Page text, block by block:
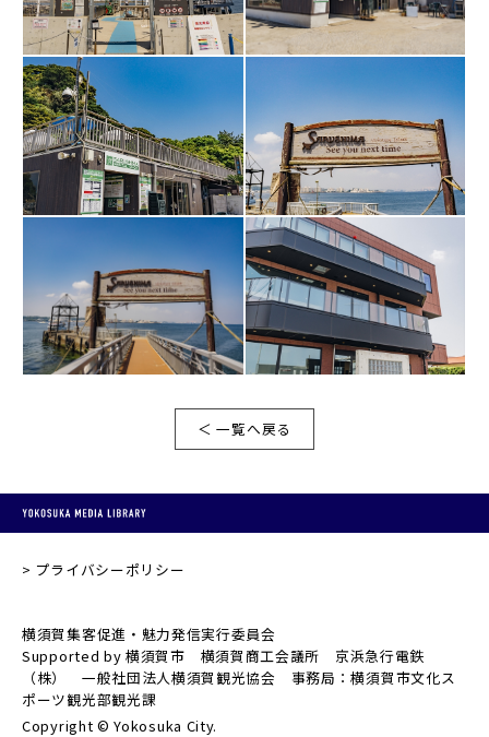
＜ 一覧へ戻る
プライバシーポリシー
横須賀集客促進・魅力発信実行委員会
Supported by 横須賀市 横須賀商工会議所 京浜急行電鉄
（株） 一般社団法人横須賀観光協会 事務局：横須賀市文化ス
ポーツ観光部観光課
Copyright © Yokosuka City.